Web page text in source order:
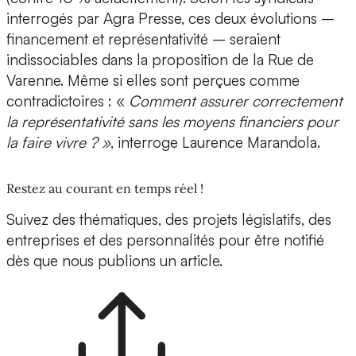
interrogés par Agra Presse, ces deux évolutions –
financement et représentativité – seraient
indissociables dans la proposition de la Rue de
Varenne. Même si elles sont perçues comme
contradictoires : « Comment assurer correctement
la représentativité sans les moyens financiers pour
la faire vivre ? », interroge Laurence Marandola.
Restez au courant en temps réel !
Suivez des thématiques, des projets législatifs, des
entreprises et des personnalités pour être notifié
dès que nous publions un article.